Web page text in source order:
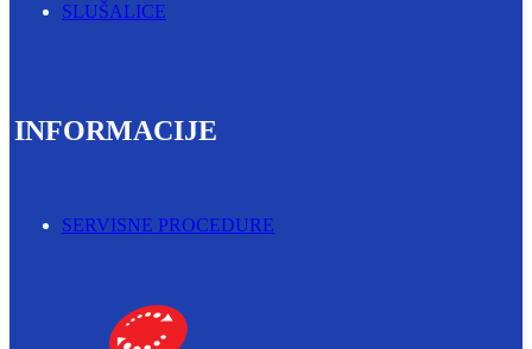
SLUŠALICE
INFORMACIJE
SERVISNE PROCEDURE